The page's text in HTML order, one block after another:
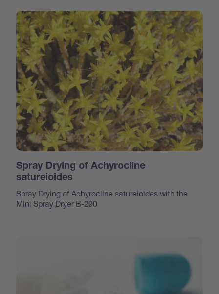
Spray Drying of Achyrocline
satureioides
Spray Drying of Achyrocline satureioides with the
Mini Spray Dryer B-290